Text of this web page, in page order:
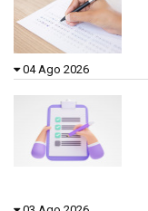
04 Ago 2026